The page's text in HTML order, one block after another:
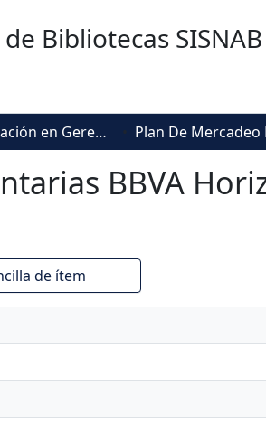
Bibliotecas SISNAB
Especialización en Gerencia de Mercadeo
BBVA
de ítem